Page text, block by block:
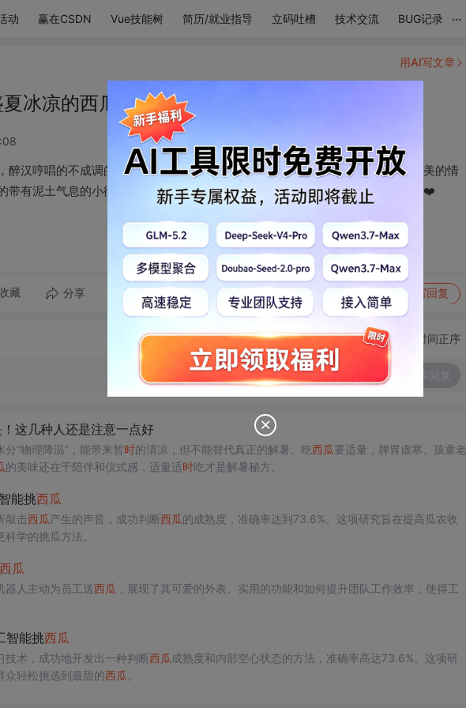
动 赢在CSDN Vue技能树 简历/就业指导 立码吐槽 技术交流 BUG记录 ...
冰凉的西瓜，醉汉
醉汉哼唱的不成调的小曲儿；想起融化冰雪的暖阳，海面掠过的飞鸟，信箱里甜美的情
带有泥土气息的小街和滴着水的屋檐，想起一切温柔的事情，于是就联想到了你❤️
藏 分享 转发到动态 举报 写回复
用AI写文章
切换为时间正序
这几种人还是注意一点好
“物理降温”，能带来暂时的清凉，但不能替代真正的解暑。吃西瓜要适量，脾胃虚寒、孩童老
的美味还在于陪伴和仪式感，适量适时吃才是解暑秘方。
能挑西瓜
敲击西瓜产生的声音，成功判断西瓜的成熟度，准确率达到73.6%。这项研究旨在提高瓜农收
学的挑瓜方法。
西瓜
器人主动为员工送西瓜 ，展现了其可爱的外表、实用的功能和如何提升团队工作效率，使得工
智能挑西瓜
术，成功地开发出一种判断西瓜 成熟度和内部空心状态的方法，准确率高达73.6%。这项研
众轻松挑选到最甜的西瓜